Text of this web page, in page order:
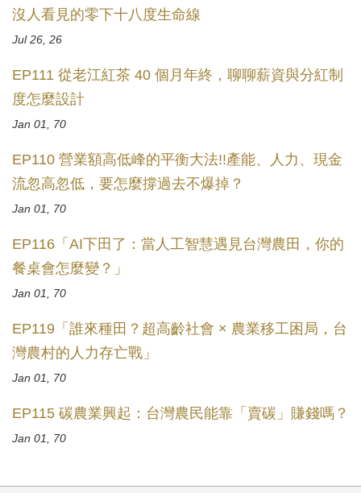
沒人看見的零下十八度生命線
Jul 26, 26
EP111 從老江紅茶 40 個月年終，聊聊薪資與分紅制
度怎麼設計
Jan 01, 70
EP110 營業額高低峰的平衡大法!!產能、人力、現金
流忽高忽低，要怎麼撐過去不爆掉？
Jan 01, 70
EP116「AI下田了：當人工智慧遇見台灣農田，你的
餐桌會怎麼變？」
Jan 01, 70
EP119「誰來種田？超高齡社會 × 農業移工困局，台
灣農村的人力存亡戰」
Jan 01, 70
EP115 碳農業興起：台灣農民能靠「賣碳」賺錢嗎？
Jan 01, 70